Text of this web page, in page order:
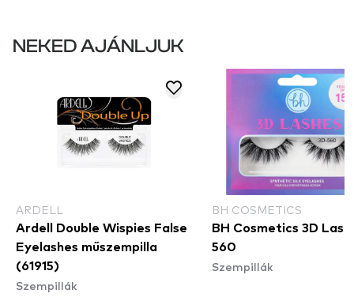
NEKED AJÁNLJUK
ARDELL
Ardell Double Wispies False
Eyelashes műszempilla
(61915)
Szempillák
BH COSMETICS
BH Cosmetics 3D
560
Szempillák